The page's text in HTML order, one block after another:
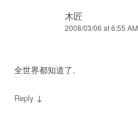
木匠
2008/03/06 at 6:55 AM
全世界都知道了.
Reply ↓